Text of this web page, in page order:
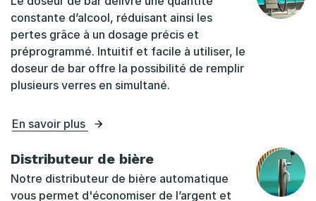
constante d’alcool, réduisant ainsi les
pertes grâce à un dosage précis et
préprogrammé. Intuitif et facile à utiliser, le
doseur de bar offre la possibilité de remplir
plusieurs verres en simultané.
En savoir plus
Distributeur de bière
Notre distributeur de bière automatique
vous permet d'économiser de l’argent et